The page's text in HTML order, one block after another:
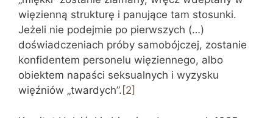
więzienną strukturę i panujące tam stosunki.
Jeżeli nie podejmie po pierwszych (…)
doświadczeniach próby samobójczej, zostanie
konfidentem personelu więziennego, albo
obiektem napaści seksualnych i wyzysku
więźniów „twardych”. [2]